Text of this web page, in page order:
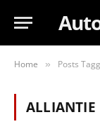
Home » Posts
ALLIANTIE